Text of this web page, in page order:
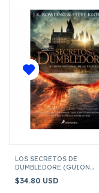
LOS SECRETOS DE
DUMBLEDORE (GUION
$34.80 USD